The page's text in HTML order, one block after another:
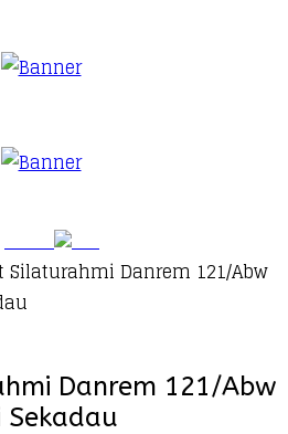
Silaturahmi Danrem 121/Abw
Danrem 121/Abw